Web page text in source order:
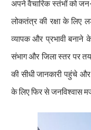
अपने वैचारिक स्तंभों को
लोकतंत्र की रक्षा के लिए
व्यापक और प्रभावी बनाने के
संभाग और जिला स्तर पर
की सीधी जानकारी पहुंचे
के लिए फिर से जनविश्वास